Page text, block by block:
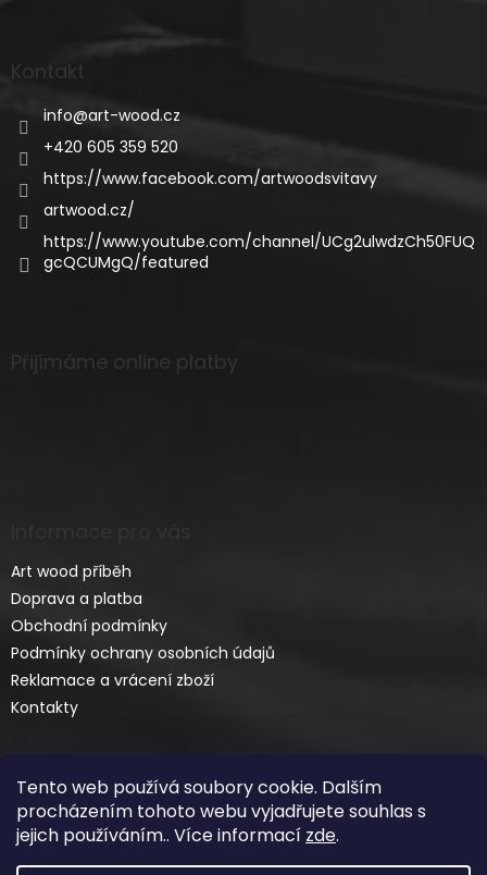
Tento web používá soubory cookie. Dalším
procházením tohoto webu vyjadřujete souhlas s
jejich používáním.. Více informací zde.
Kontakt
info@art-wood.cz
+420 605 359 520
https://www.facebook.com/artwoodsvitavy
artwood.cz/
https://www.youtube.com/channel/UCg2ulwdzCh50FUQ
gcQCUMgQ/featured
Přijímáme online platby
Art wood příběh
Doprava a platba
Obchodní podmínky
Podmínky ochrany osobních údajů
Reklamace a vrácení zboží
Kontakty